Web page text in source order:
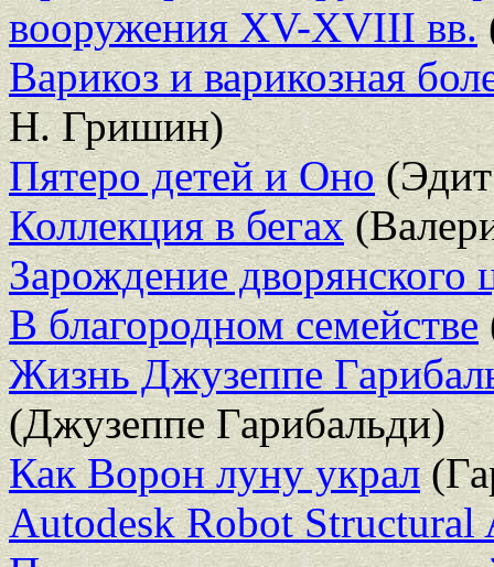
вооружения XV-XVIII вв.
Варикоз и варикозная
Н. Гришин)
Пятеро детей и Оно
Коллекция в бегах
Зарождение дворянского
В благородном семействе
Жизнь Джузеппе
(Джузеппе Гарибальди)
Как Ворон луну украл
Autodesk Robot Structural